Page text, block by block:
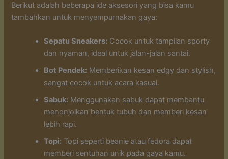
Berikut adalah beberapa ide aksesori yang bisa kamu
tambahkan untuk menyempurnakan gaya:
Sepatu Sneakers: Cocok untuk tampilan sporty
dan nyaman, ideal untuk jalan-jalan santai.
Bot Pendek: Memberikan kesan edgy dan stylish,
sangat cocok untuk acara kasual.
Sabuk: Menggunakan sabuk dapat membantu
menonjolkan bentuk tubuh dan memberi kesan
lebih rapi.
Topi: Topi seperti beanie atau fedora dapat
memberi sentuhan unik pada gaya kamu.